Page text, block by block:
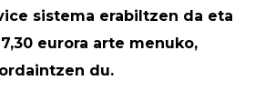
sistema erabiltzen da eta
eurora arte menuko,
du.